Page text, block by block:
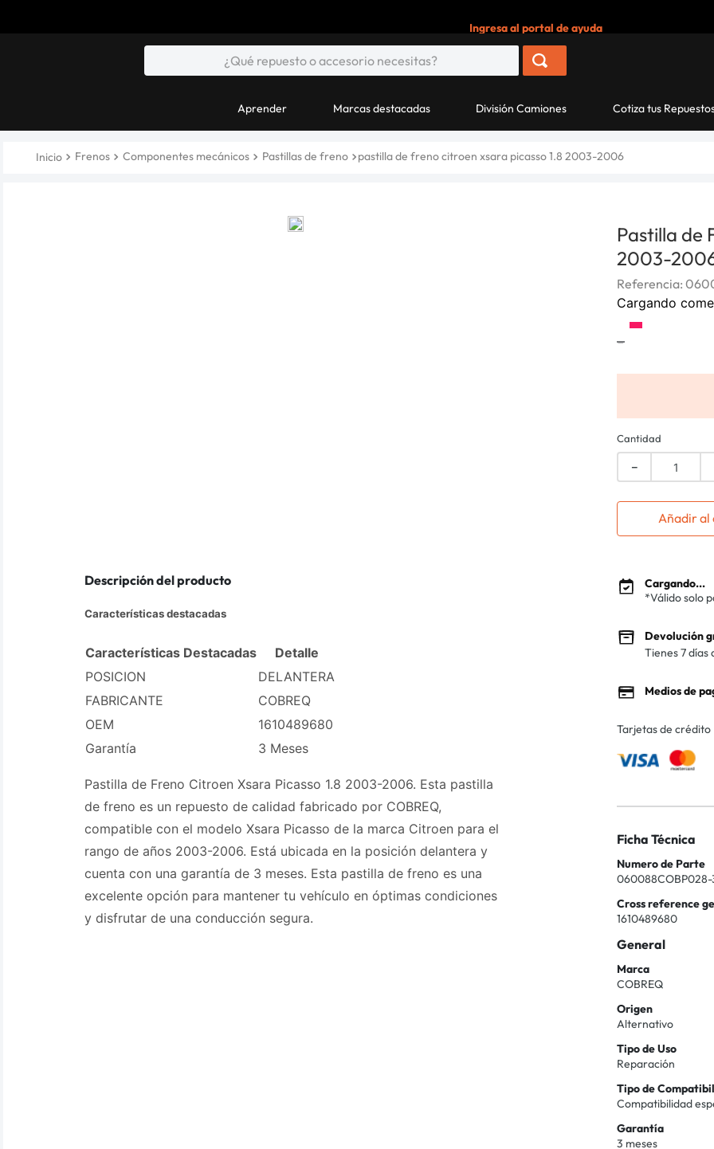
Ingresa al portal de ayuda
Aprender Marcas destacadas División Camiones Cotiza tus
Frenos Componentes mecánicos Pastillas de freno pastilla de freno citroen xsara picasso 1.8 2003-2006
Descripción del producto
Características destacadas
Características Destacadas
Detalle
POSICION
DELANTERA
FABRICANTE
COBREQ
OEM
1610489680
Garantía
3 Meses
Pastilla de Freno Citroen Xsara Picasso 1.8 2003-2006. Esta pastilla
de freno es un repuesto de calidad fabricado por COBREQ,
compatible con el modelo Xsara Picasso de la marca Citroen para el
rango de años 2003-2006. Está ubicada en la posición delantera y
cuenta con una garantía de 3 meses. Esta pastilla de freno es una
excelente opción para mantener tu vehículo en óptimas condiciones
y disfrutar de una conducción segura.
Pastilla de
2003-
Referencia:
Cargando
-
Cantidad
－
Añadir
Cargando...
*Válido solo
Devolución
Tienes 7 días
Medios de
Tarjetas de crédito
Ficha Técnica
Numero de Parte
060088COBP028-
Cross reference
1610489680
General
Marca
COBREQ
Origen
Alternativo
Tipo de Uso
Reparación
Tipo de
Compatibilidad
Garantía
3 meses